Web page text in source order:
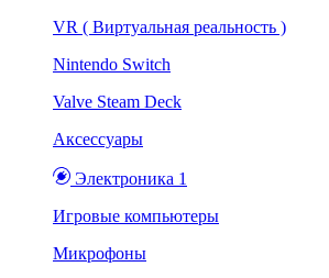
VR ( Виртуальная реальность )
Nintendo Switch
Valve Steam Deck
Аксессуары
Электроника 1
Игровые компьютеры
Микрофоны